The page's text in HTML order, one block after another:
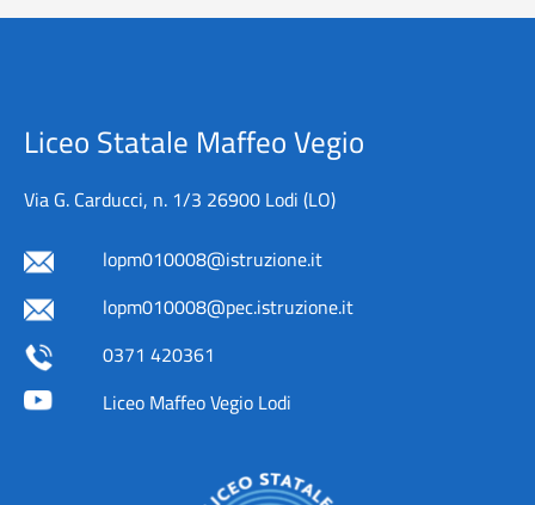
Liceo Statale Maffeo Vegio
Via G. Carducci, n. 1/3 26900 Lodi (LO)
lopm010008@istruzione.it
lopm010008@pec.istruzione.it
0371 420361
Liceo Maffeo Vegio Lodi